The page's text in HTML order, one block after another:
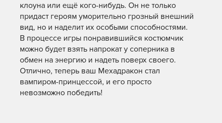
клоуна или ещё кого-нибудь. Он не только
придаст героям уморительно грозный внешний
вид, но и наделит их особыми способностями.
В процессе игры понравившийся костюмчик
можно будет взять напрокат у соперника в
обмен на энергию и надеть поверх своего.
Отлично, теперь ваш Мехадракон стал
вампиром-принцессой, и его просто
невозможно победить!